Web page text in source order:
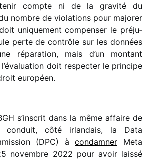
compte ni de la gravité du
nombre de viola­tions pour majo­rer
unique­ment compen­ser le préju­
perte de contrôle sur les données
répa­ra­tion, mais d’un montant
doit respec­ter le prin­cipe
européen.
s’inscrit dans la même affaire de
conduit, côté irlan­dais, la Data
(DPC) à condam­ner Meta
novembre 2022 pour avoir laissé